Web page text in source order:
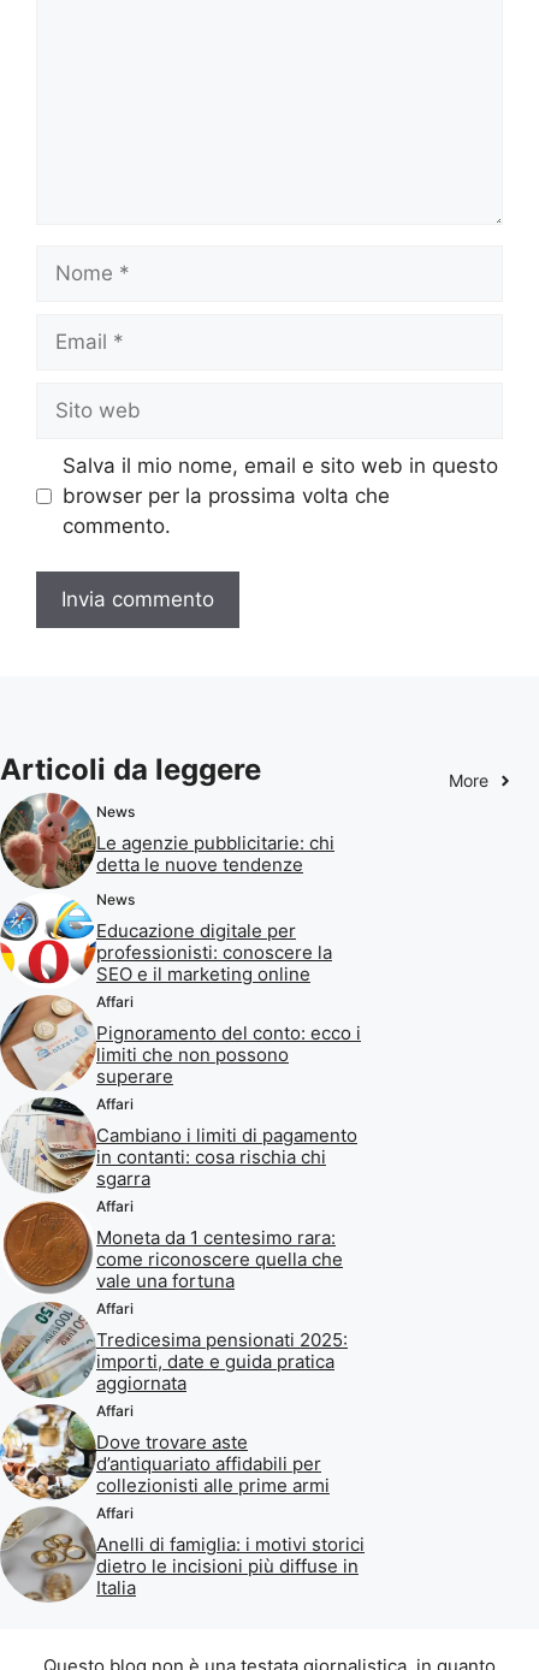
web
Salva il mio nome, email e sito web in questo
browser per la prossima volta che
commento.
Articoli da leggere More
News
Le agenzie pubblicitarie: chi
detta le nuove tendenze
News
Educazione digitale per
professionisti: conoscere la
SEO e il marketing online
Affari
Pignoramento del conto: ecco i
limiti che non possono
superare
Affari
Cambiano i limiti di pagamento
in contanti: cosa rischia chi
sgarra
Affari
Moneta da 1 centesimo rara:
come riconoscere quella che
vale una fortuna
Affari
Tredicesima pensionati 2025:
importi, date e guida pratica
aggiornata
Affari
Dove trovare aste
d’antiquariato affidabili per
collezionisti alle prime armi
Affari
Anelli di famiglia: i motivi storici
dietro le incisioni più diffuse in
Italia